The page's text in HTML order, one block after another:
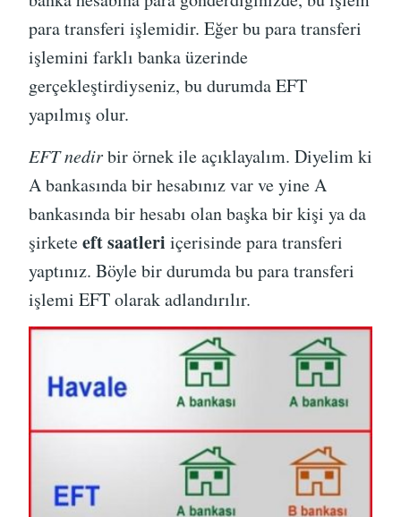
para transferi işlemidir. Eğer bu para transferi
işlemini farklı banka üzerinde
gerçekleştirdiyseniz, bu durumda EFT
yapılmış olur.
EFT nedirbir örnek ile açıklayalım. Diyelim ki
A bankasında bir hesabınız var ve yine A
bankasında bir hesabı olan başka bir kişi ya da
şirketeeft saatleri içerisinde para transferi
yaptınız. Böyle bir durumda bu para transferi
işlemi EFT olarak adlandırılır.